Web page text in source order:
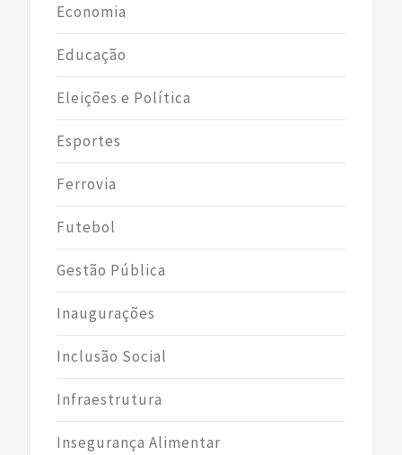
Economia
Educação
Eleições e Política
Esportes
Ferrovia
Futebol
Gestão Pública
Inaugurações
Inclusão Social
Infraestrutura
Insegurança Alimentar